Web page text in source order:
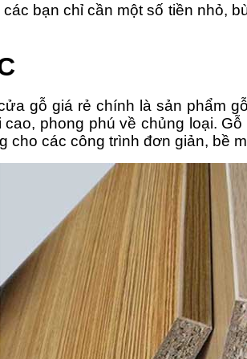
bạn chỉ cần một số tiền nhỏ,
gỗ giá rẻ chính là sản phẩm
phong phú về chủng loại.
cho các công trình đơn giản, bề